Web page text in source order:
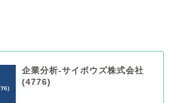
企業分析-サイボウズ株式会社
(4776)